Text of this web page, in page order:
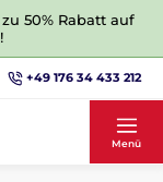
50% Rabatt auf
+49 176 34 433 212
Menü